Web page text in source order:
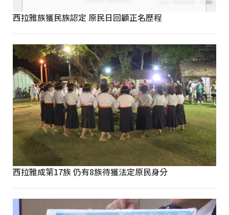
西拉雅族獲民族認定 原民日回顧正名歷程
西拉雅成第17族 仍有8族待獲法定原民身分